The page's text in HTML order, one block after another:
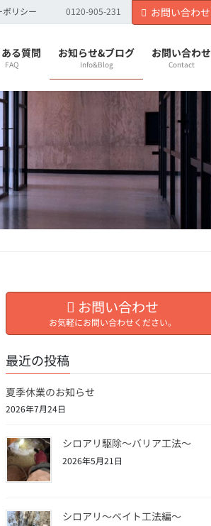
ポリシー 0120-905-231 お問い合わせ
る質問
FAQ
お知らせ&ブログ
Info&Blog
お問い合わせ
Contact
お問い合わせ
お気軽にお問い合わせください。
最近の投稿
夏季休業のお知らせ
2026年7月24日
シロアリ駆除〜バリア工法〜
2026年5月21日
シロアリ〜ベイト工法編〜